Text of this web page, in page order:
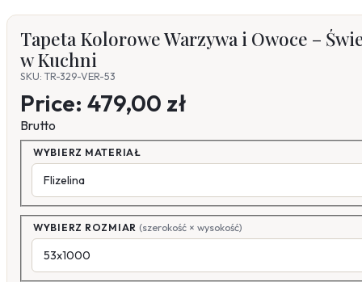
Tapeta Kolorowe Warzywa i Owoce –
w Kuchni
SKU: TR-329-VER-53
Price: 479,00 zł
Brutto
WYBIERZ MATERIAŁ
WYBIERZ ROZMIAR (szerokość × wysokość)